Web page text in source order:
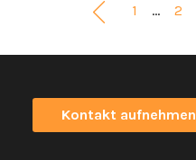
1 … 2
Kontakt aufnehmen